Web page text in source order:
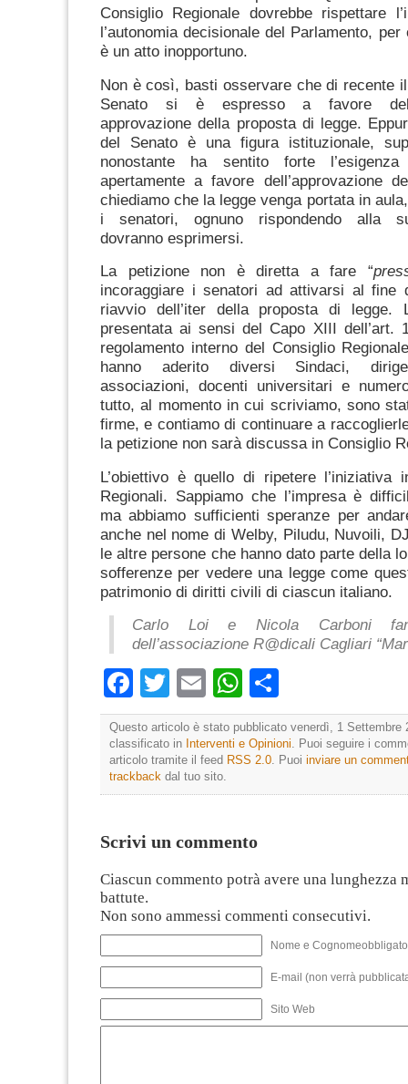
Consiglio Regionale dovrebbe rispettare
l’autonomia decisionale del Parlamento,
è un atto inopportuno.
Non è così, basti osservare che di recente
Senato si è espresso a favore
approvazione della proposta di legge.
del Senato è una figura istituzionale,
nonostante ha sentito forte
apertamente a favore dell’approvazione
chiediamo che la legge venga portata in
i senatori, ognuno rispondendo alla
dovranno esprimersi.
La petizione non è diretta a fare “
incoraggiare i senatori ad attivarsi al fine
riavvio dell’iter della proposta di legge.
presentata ai sensi del Capo XIII dell’art.
regolamento interno del Consiglio
hanno aderito diversi Sindaci,
associazioni, docenti universitari e
tutto, al momento in cui scriviamo, sono
firme, e contiamo di continuare a
la petizione non sarà discussa in Consiglio
L’obiettivo è quello di ripetere l’iniziativa
Regionali. Sappiamo che l’impresa è
ma abbiamo sufficienti speranze per
anche nel nome di Welby, Piludu, Nuvoili,
le altre persone che hanno dato parte della
sofferenze per vedere una legge come
patrimonio di diritti civili di ciascun italiano.
Carlo Loi e Nicola Carboni
dell’associazione R@dicali Cagliari
Facebook
TwitterEmailWhatsApp
Questo articolo è stato pubblicato venerdì, 1 Settembre
classificato in Interventi e Opinioni. Puoi seguire i
articolo tramite il feed RSS 2.0. Puoi inviare un
trackback dal tuo sito.
Scrivi un commento
Ciascun commento potrà avere una lunghezza
battute.
Non sono ammessi commenti consecutivi.
Nome e
E-mail (non verrà
Sito Web